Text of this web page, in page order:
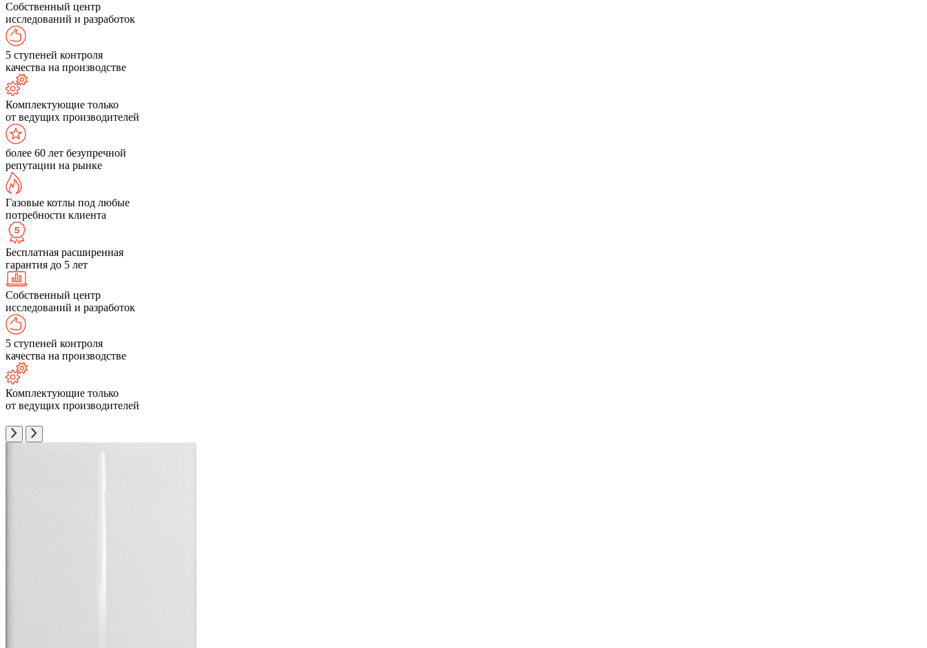
Собственный центр
исследований и разработок
5 ступеней контроля
качества на производстве
Комплектующие только
от ведущих производителей
более 60 лет безупречной
репутации на рынке
Газовые котлы под любые
потребности клиента
Бесплатная расширенная
гарантия до 5 лет
Собственный центр
исследований и разработок
5 ступеней контроля
качества на производстве
Комплектующие только
от ведущих производителей